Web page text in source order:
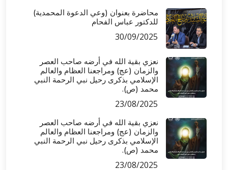
محاضرة بعنوان (وعي الدعوة المحمدية)
للدكتور عباس الفحام
30/09/2025
نعزي بقية الله في أرضه صاحب العصر
والزمان (عج) ومراجعنا العظام والعالم
الإسلامي بذكرى رحيل نبي الرحمة النبي
محمد (ص).
23/08/2025
نعزي بقية الله في أرضه صاحب العصر
والزمان (عج) ومراجعنا العظام والعالم
الإسلامي بذكرى رحيل نبي الرحمة النبي
محمد (ص).
23/08/2025